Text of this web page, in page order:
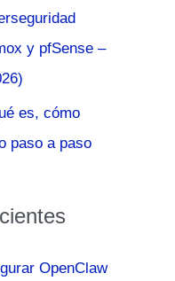
y pfSense –
es, cómo
paso a paso
OpenClaw